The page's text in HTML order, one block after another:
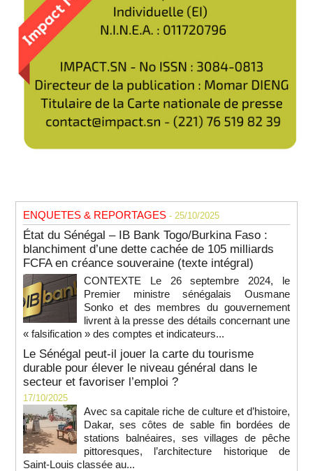
ENQUETES & REPORTAGES - 25/10/2025
État du Sénégal – IB Bank Togo/Burkina Faso :
blanchiment d’une dette cachée de 105 milliards
FCFA en créance souveraine (texte intégral)
CONTEXTE Le 26 septembre 2024, le
Premier ministre sénégalais Ousmane
Sonko et des membres du gouvernement
livrent à la presse des détails concernant une
« falsification » des comptes et indicateurs...
Le Sénégal peut-il jouer la carte du tourisme
durable pour élever le niveau général dans le
secteur et favoriser l’emploi ?
17/10/2025
Avec sa capitale riche de culture et d’histoire,
Dakar, ses côtes de sable fin bordées de
stations balnéaires, ses villages de pêche
pittoresques, l’architecture historique de
Saint-Louis classée au...